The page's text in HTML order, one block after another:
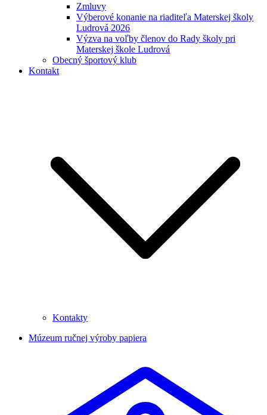
Zmluvy
Výberové konanie na riaditeľa Materskej školy
Ludrová 2026
Výzva na voľby členov do Rady školy pri
Materskej škole Ludrová
Obecný športový klub
Kontakt
Kontakty
Múzeum ručnej výroby papiera